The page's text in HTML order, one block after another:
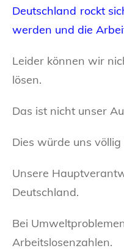
Deutschland rockt
werden und die
Leider können wir
lösen.
Das ist nicht unser
Dies würde uns
Unsere
Deutschland.
Bei
Arbeitslosenzahlen.